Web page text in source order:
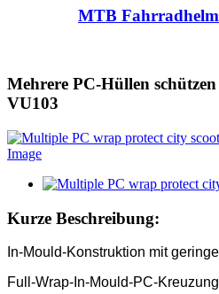
MTB
Mehrere PC-Hüllen
VU103
Kurze Beschreibung:
In-Mould-Konstruktion mit
Full-Wrap-In-Mould-PC-